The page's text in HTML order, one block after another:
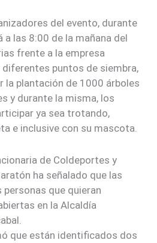
del evento, durante
las 8:00 de la mañana del
frente a la empresa
diferentes puntos de siembra,
la plantación de 1000 árboles
y durante la misma, los
ya sea trotando,
e inclusive con su mascota.
de Coldeportes y
ha señalado que las
que quieran
en la Alcaldía
que están identificados dos